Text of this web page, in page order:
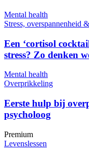
Mental health
Stress, overspannenheid
Een ‘cortisol
stress? Zo denken
Mental health
Overprikkeling
Eerste hulp bij
psycholoog
Premium
Levenslessen